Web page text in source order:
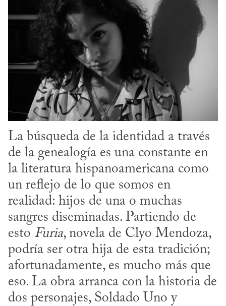
La búsqueda de la identidad a través
de la genealogía es una constante en
la literatura hispanoamericana como
un reflejo de lo que somos en
realidad: hijos de una o muchas
sangres diseminadas. Partiendo de
esto Furia, novela de Clyo Mendoza,
podría ser otra hija de esta tradición;
afortunadamente, es mucho más que
eso. La obra arranca con la historia de
dos personajes, Soldado Uno y